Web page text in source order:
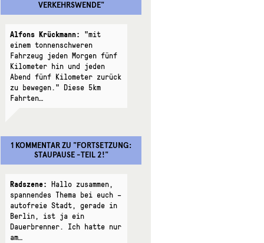
VERKEHRSWENDE"
Alfons Krückmann: "mit
einem tonnenschweren
Fahrzeug jeden Morgen fünf
Kilometer hin und jeden
Abend fünf Kilometer zurück
zu bewegen." Diese 5km
Fahrten…
1 KOMMENTARZU "FORTSETZUNG:
STAUPAUSE -TEIL 2!"
Radszene: Hallo zusammen,
spannendes Thema bei euch –
autofreie Stadt, gerade in
Berlin, ist ja ein
Dauerbrenner. Ich hatte nur
am…